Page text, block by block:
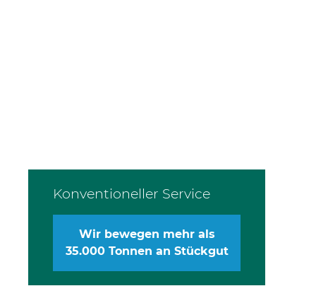
Konventioneller Service
Wir bewegen mehr als
35.000 Tonnen an Stückgut